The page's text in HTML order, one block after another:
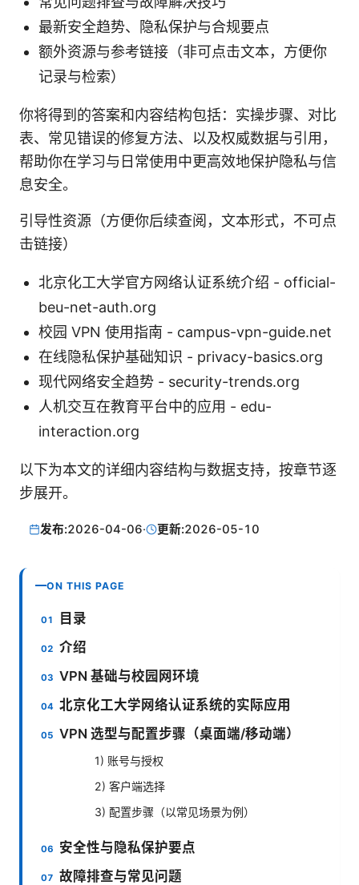
最新安全趋势、隐私保护与合规要点
额外资源与参考链接（非可点击文本，方便你
记录与检索）
你将得到的答案和内容结构包括：实操步骤、对比
表、常见错误的修复方法、以及权威数据与引用，
帮助你在学习与日常使用中更高效地保护隐私与信
息安全。
引导性资源（方便你后续查阅，文本形式，不可点
击链接）
北京化工大学官方网络认证系统介绍 - official-
beu-net-auth.org
校园 VPN 使用指南 - campus-vpn-guide.net
在线隐私保护基础知识 - privacy-basics.org
现代网络安全趋势 - security-trends.org
人机交互在教育平台中的应用 - edu-
interaction.org
以下为本文的详细内容结构与数据支持，按章节逐
步展开。
发布:2026-04-06· 更新:2026-05-10
ON THIS PAGE
目录
介绍
VPN 基础与校园网环境
北京化工大学网络认证系统的实际应用
VPN 选型与配置步骤（桌面端/移动端）
1) 账号与授权
2) 客户端选择
3) 配置步骤（以常见场景为例）
安全性与隐私保护要点
故障排查与常见问题